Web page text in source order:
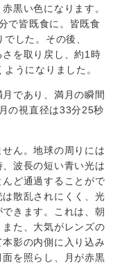
黒い色になります。
で皆既食に。皆既食
した。その後、
を取り戻し、約1 時
うになりました。
であり、 満月の瞬間
の視直径は33分25秒
ん。地球の周りには
波長の短い青い光は
ど通過することがで
散乱されにくく、光
きます。これは、朝
た、大気がレンズの
影の内側に入り込み
を照らし、月が赤黒